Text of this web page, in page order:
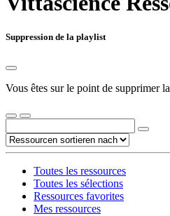
Suppression de la playlist
Vous êtes sur le point de supprimer
Toutes les ressources
Toutes les sélections
Ressources favorites
Mes ressources